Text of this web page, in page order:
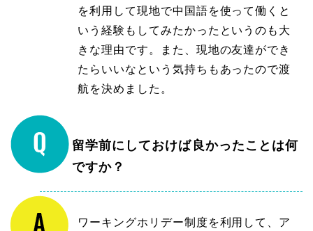
を利用して現地で中国語を使って働くと
いう経験もしてみたかったというのも大
きな理由です。また、現地の友達ができ
たらいいなという気持ちもあったので渡
航を決めました。
留学前にしておけば良かったことは何
ですか？
ワーキングホリデー制度を利用して、ア